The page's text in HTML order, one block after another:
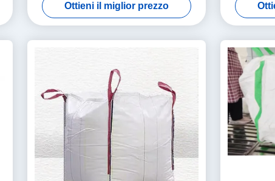
sicura dei materiali
Ottieni il miglior prezzo